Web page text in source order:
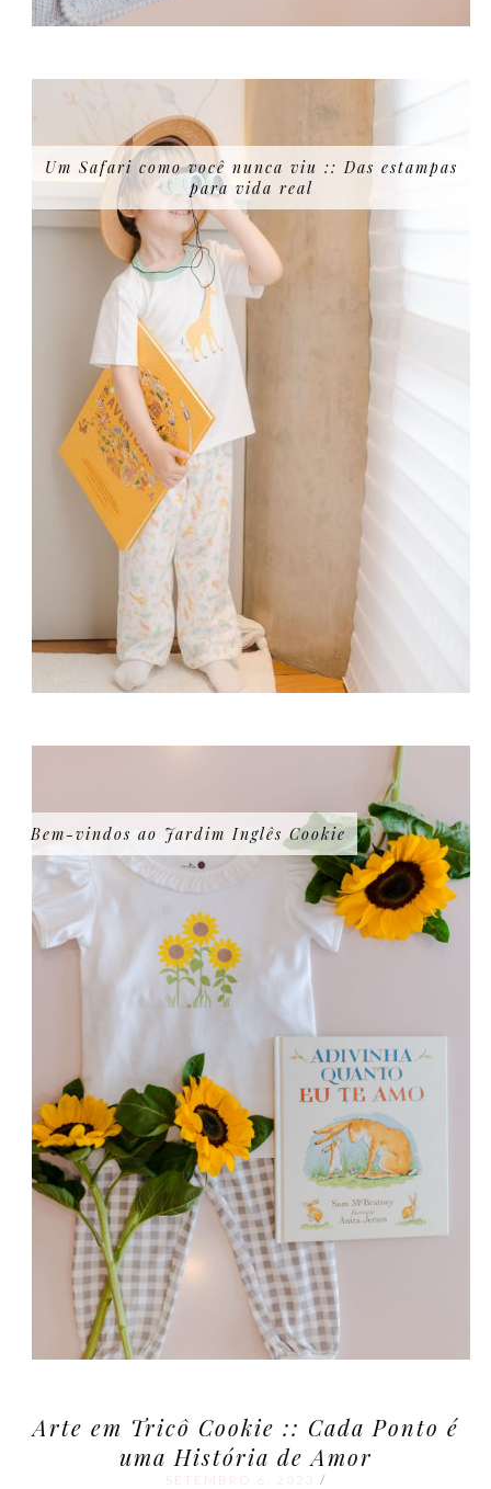
Um Safari como você nunca viu :: Das estampas
para vida real
Bem-vindos ao Jardim Inglês Cookie
Arte em Tricô Cookie :: Cada Ponto é
uma História de Amor
/